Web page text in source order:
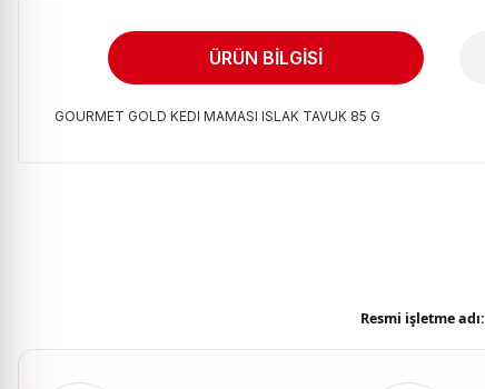
ÜRÜN BILGISI
GOURMET GOLD KEDI MAMASI ISLAK TAVUK 85 G
Resmi işletme adı: